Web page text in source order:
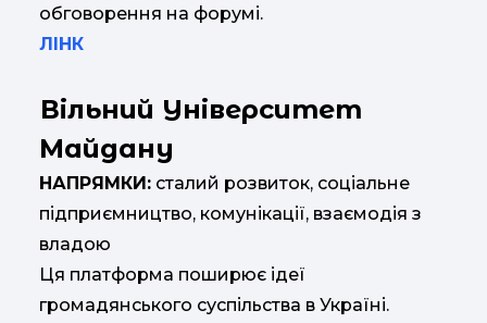
обговорення на форумі.
ЛІНК
Вільний Університет
Майдану
НАПРЯМКИ: сталий розвиток, соціальне
підприємництво, комунікації, взаємодія з
владою
Ця платформа поширює ідеї
громадянського суспільства в Україні.